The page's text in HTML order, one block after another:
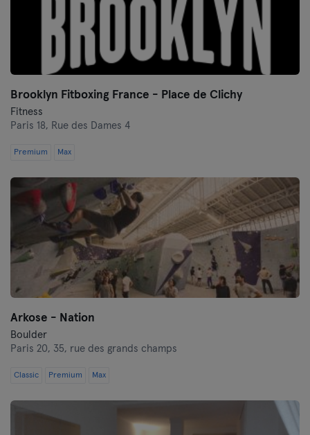
Brooklyn Fitboxing France - Place de Clichy
Fitness
Paris 18, Rue des Dames 4
Premium Max
Arkose - Nation
Boulder
Paris 20, 35, rue des grands champs
Classic Premium Max